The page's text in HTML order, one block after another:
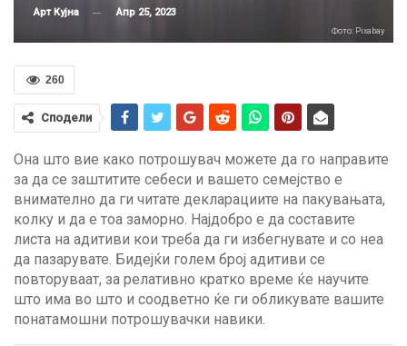
Арт Кујна Апр 25, 2023
Фото: Pixabay
260
Сподели
Она што вие како потрошувач можете да го направите
за да се заштитите себеси и вашето семејство е
внимателно да ги читате декларациите на пакувањата,
колку и да е тоа заморно. Најдобро е да составите
листа на адитиви кои треба да ги избегнувате и со неа
да пазарувате. Бидејќи голем број адитиви се
повторуваат, за релативно кратко време ќе научите
што има во што и соодветно ќе ги обликувате вашите
понатамошни потрошувачки навики.